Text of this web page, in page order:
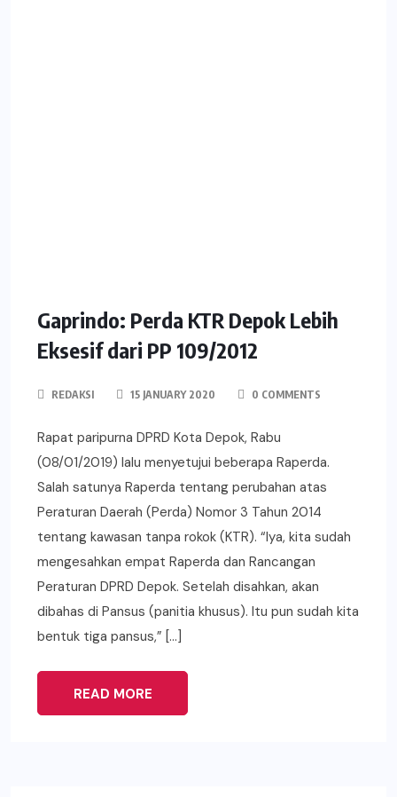
Gaprindo: Perda KTR Depok Lebih
Eksesif dari PP 109/2012
REDAKSI 15 JANUARY 2020 0 COMMENTS
Rapat paripurna DPRD Kota Depok, Rabu
(08/01/2019) lalu menyetujui beberapa Raperda.
Salah satunya Raperda tentang perubahan atas
Peraturan Daerah (Perda) Nomor 3 Tahun 2014
tentang kawasan tanpa rokok (KTR). “Iya, kita sudah
mengesahkan empat Raperda dan Rancangan
Peraturan DPRD Depok. Setelah disahkan, akan
dibahas di Pansus (panitia khusus). Itu pun sudah kita
bentuk tiga pansus,” […]
READ MORE